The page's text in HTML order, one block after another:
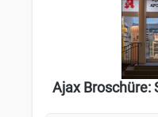
Ajax Broschüre: